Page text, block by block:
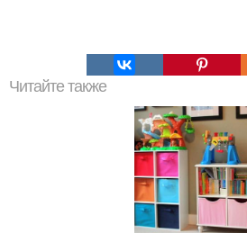
Читайте также